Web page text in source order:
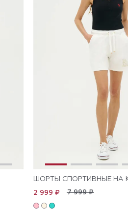
ШОРТЫ СПОРТИВНЫЕ НА
7 999 ₽
2 999 ₽